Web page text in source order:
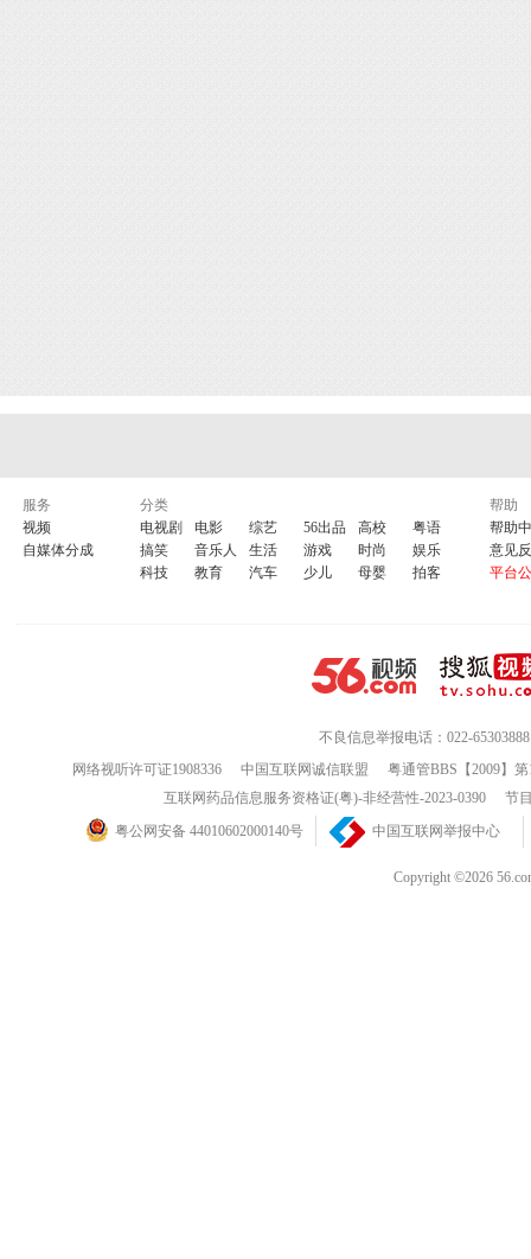
服务
视频
自媒体分成
分类
电视剧
电影 综艺 56出品 高校
粤语
搞笑
音乐人 生活 游戏 时尚
娱乐
科技
教育 汽车 少儿 母婴 拍客
帮助
帮助
意见
平台
不良信息举报电话：022-65303888
网络视听许可证1908336
中国互联网诚信联盟
粤通管BBS【2009】
互联网药品信息服务资格证(粤)-非经营性-2023-0390
节
粤公网安备 44010602000140号
中国互联网举报中心
Copyright ©2026